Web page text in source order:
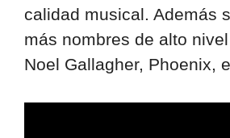
calidad musical. Además
más nombres de alto
Noel Gallagher, Phoenix,